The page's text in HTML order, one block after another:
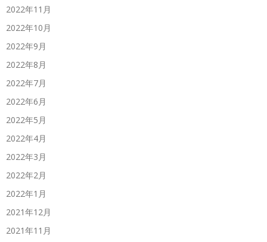
2022年11月
2022年10月
2022年9月
2022年8月
2022年7月
2022年6月
2022年5月
2022年4月
2022年3月
2022年2月
2022年1月
2021年12月
2021年11月